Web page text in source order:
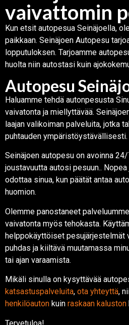
vaivattomin
Kun etsit autopesua Seinäjoella,
paikkaan. Seinäjoen Autopesu
lopputuloksen. Tarjoamme
huolta niin autostasi kuin
Autopesu
Haluamme tehdä autonpesusta
vaivatonta ja miellyttävää.
laajan valikoiman palveluita, jotka
puhtauden ympäristöystävällisesti.
Seinäjoen autopesu on avoinna
joustavuutta autosi pesuun..
odottaa sinua, kun päätät antaa
huomion.
Olemme panostaneet
vaivatonta myös tehokasta.
helppokäyttöiset pesujärjestelmät
puhdas ja kiiltävä muutamassa
tai ajan varaamista.
Mikäli sinulla on kysyttävää
katsastuspalveluita, ota yhteyttä,
henkilöauton kuin raskaan kaluston
Tervetuloa!